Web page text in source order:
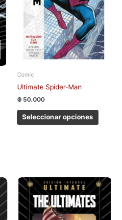
Comic
Ultimate Spider-Man
₲ 50.000
Seleccionar opciones
se
pueden
elegir
en
la
página